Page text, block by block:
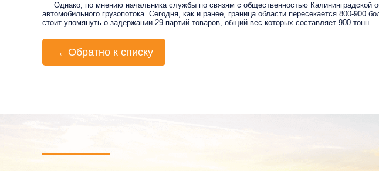
Однако, по мнению начальника службы по связям с общественностью Калининградской
автомобильного грузопотока. Сегодня, как и ранее, граница области пересекается 800-
стоит упомянуть о задержании 29 партий товаров, общий вес которых составляет 900 тонн.
← Обратно к списку